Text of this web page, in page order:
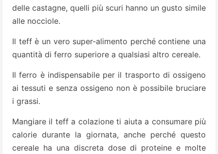
delle castagne, quelli più scuri hanno un gusto simile
alle nocciole.
Il teff è un vero super-alimento perché contiene una
quantità di ferro superiore a qualsiasi altro cereale.
Il ferro è indispensabile per il trasporto di ossigeno
ai tessuti e senza ossigeno non è possibile bruciare
i grassi.
Mangiare il teff a colazione ti aiuta a consumare più
calorie durante la giornata, anche perché questo
cereale ha una discreta dose di proteine e molte